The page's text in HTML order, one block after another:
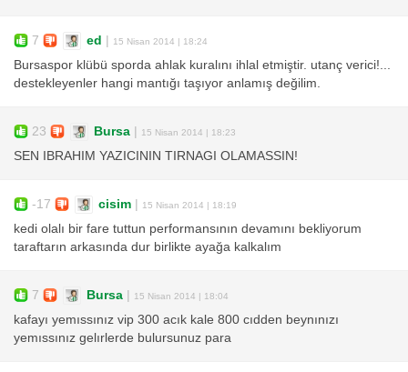
7 ed | 15 Nisan 2014 | 18:24
Bursaspor klübü sporda ahlak kuralını ihlal etmiştir. utanç verici!...
destekleyenler hangi mantığı taşıyor anlamış değilim.
23 Bursa | 15 Nisan 2014 | 18:23
SEN IBRAHIM YAZICININ TIRNAGI OLAMASSIN!
-17 cisim | 15 Nisan 2014 | 18:19
kedi olalı bir fare tuttun performansının devamını bekliyorum
taraftarın arkasında dur birlikte ayağa kalkalım
7 Bursa | 15 Nisan 2014 | 18:04
kafayı yemıssınız vip 300 acık kale 800 cıdden beynınızı
yemıssınız gelırlerde bulursunuz para